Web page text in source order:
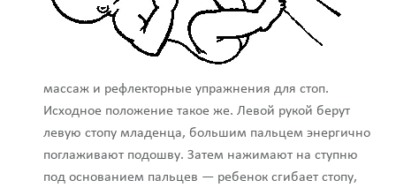
массаж и рефлекторные упражнения для стоп.
Исходное положение такое же. Левой рукой берут
левую стопу младенца, большим пальцем энергично
поглаживают подошву. Затем нажимают на ступню
под основанием пальцев — ребенок сгибает стопу,